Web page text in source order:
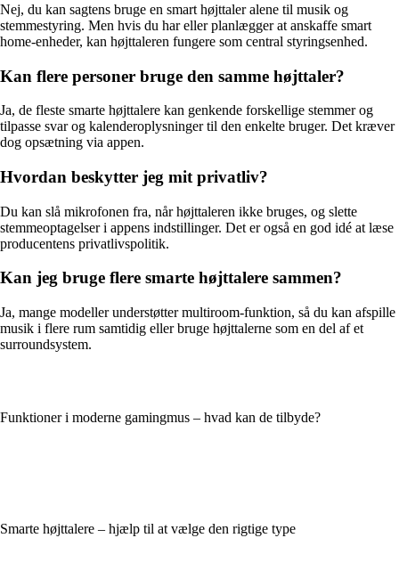
Nej, du kan sagtens bruge en smart højttaler alene til musik og
stemmestyring. Men hvis du har eller planlægger at anskaffe smart
home-enheder, kan højttaleren fungere som central styringsenhed.
Kan flere personer bruge den samme højttaler?
Ja, de fleste smarte højttalere kan genkende forskellige stemmer og
tilpasse svar og kalenderoplysninger til den enkelte bruger. Det kræver
dog opsætning via appen.
Hvordan beskytter jeg mit privatliv?
Du kan slå mikrofonen fra, når højttaleren ikke bruges, og slette
stemmeoptagelser i appens indstillinger. Det er også en god idé at læse
producentens privatlivspolitik.
Kan jeg bruge flere smarte højttalere sammen?
Ja, mange modeller understøtter multiroom-funktion, så du kan afspille
musik i flere rum samtidig eller bruge højttalerne som en del af et
surroundsystem.
Funktioner i moderne gamingmus – hvad kan de tilbyde?
Smarte højttalere – hjælp til at vælge den rigtige type